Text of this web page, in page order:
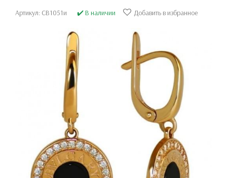
Артикул: СВ1051и ✔️ В наличии Добавить в избранное